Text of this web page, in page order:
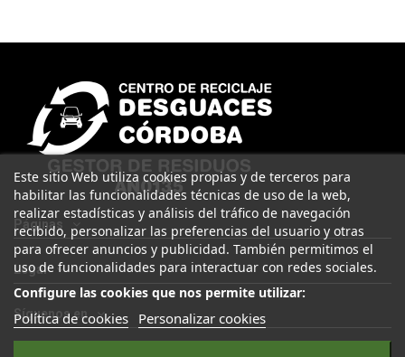
Páginas
Legal
Este sitio Web utiliza cookies propias y de terceros para
habilitar las funcionalidades técnicas de uso de la web,
realizar estadísticas y análisis del tráfico de navegación
recibido, personalizar las preferencias del usuario y otras
para ofrecer anuncios y publicidad. También permitimos el
uso de funcionalidades para interactuar con redes sociales.
Configure las cookies que nos permite utilizar:
Política de cookies Personalizar cookies
Síguenos en